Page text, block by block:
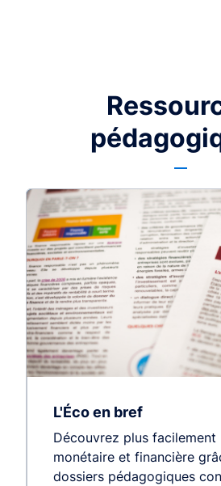
L'Éco en bref
Découvrez plus facilement
monétaire et financière
dossiers pédagogiques